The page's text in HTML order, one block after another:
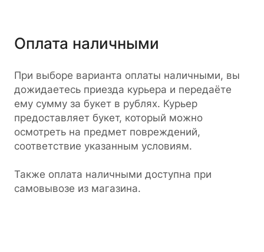
Оплата наличными
При выборе варианта оплаты наличными, вы
дожидаетесь приезда курьера и передаёте
ему сумму за букет в рублях. Курьер
предоставляет букет, который можно
осмотреть на предмет повреждений,
соответствие указанным условиям.
Также оплата наличными доступна при
самовывозе из магазина.